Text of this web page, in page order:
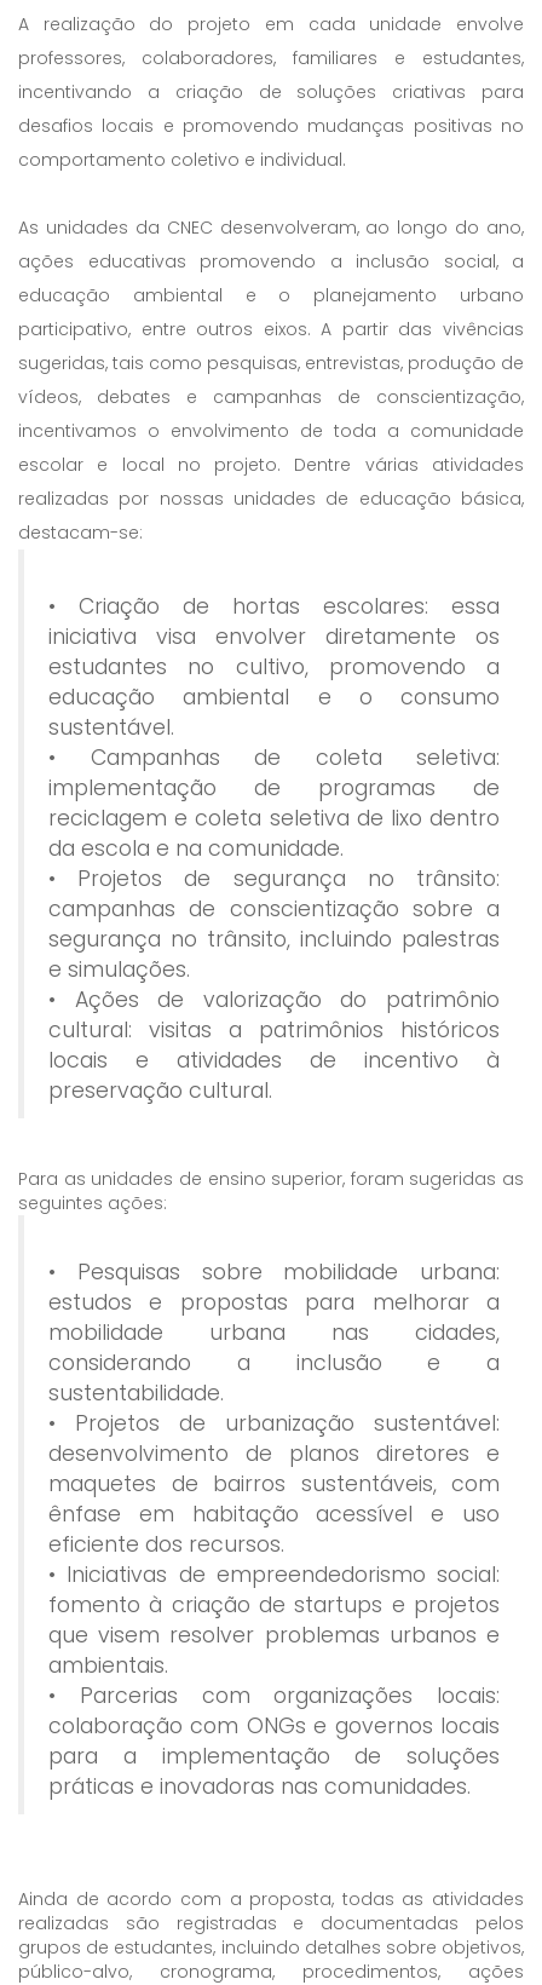
A realização do projeto em cada unidade envolve
professores, colaboradores, familiares e estudantes,
incentivando a criação de soluções criativas para
desafios locais e promovendo mudanças positivas no
comportamento coletivo e individual.
As unidades da CNEC desenvolveram, ao longo do ano,
ações educativas promovendo a inclusão social, a
educação ambiental e o planejamento urbano
participativo, entre outros eixos. A partir das vivências
sugeridas, tais como pesquisas, entrevistas, produção de
vídeos, debates e campanhas de conscientização,
incentivamos o envolvimento de toda a comunidade
escolar e local no projeto. Dentre várias atividades
realizadas por nossas unidades de educação básica,
destacam-se:
• Criação de hortas escolares: essa
iniciativa visa envolver diretamente os
estudantes no cultivo, promovendo a
educação ambiental e o consumo
sustentável.
• Campanhas de coleta seletiva:
implementação de programas de
reciclagem e coleta seletiva de lixo dentro
da escola e na comunidade.
• Projetos de segurança no trânsito:
campanhas de conscientização sobre a
segurança no trânsito, incluindo palestras
e simulações.
• Ações de valorização do patrimônio
cultural: visitas a patrimônios históricos
locais e atividades de incentivo à
preservação cultural.
Para as unidades de ensino superior, foram sugeridas as
seguintes ações:
• Pesquisas sobre mobilidade urbana:
estudos e propostas para melhorar a
mobilidade urbana nas cidades,
considerando a inclusão e a
sustentabilidade.
• Projetos de urbanização sustentável:
desenvolvimento de planos diretores e
maquetes de bairros sustentáveis, com
ênfase em habitação acessível e uso
eficiente dos recursos.
• Iniciativas de empreendedorismo social:
fomento à criação de startups e projetos
que visem resolver problemas urbanos e
ambientais.
• Parcerias com organizações locais:
colaboração com ONGs e governos locais
para a implementação de soluções
práticas e inovadoras nas comunidades.
Ainda de acordo com a proposta, todas as atividades
realizadas são registradas e documentadas pelos
grupos de estudantes, incluindo detalhes sobre objetivos,
público-alvo, cronograma, procedimentos, ações